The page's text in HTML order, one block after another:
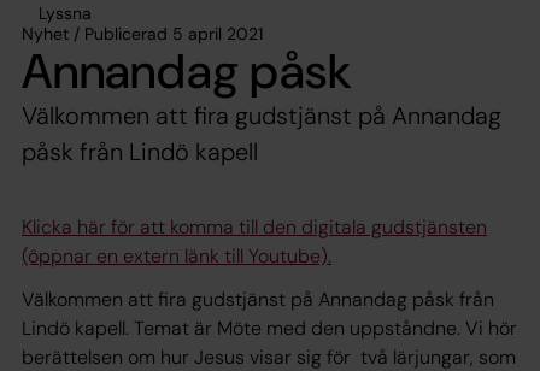
Lyssna
Nyhet / Publicerad 5 april 2021
Annandag påsk
Välkommen att fira gudstjänst på Annandag
påsk från Lindö kapell
Klicka här för att komma till den digitala gudstjänsten
(öppnar en extern länk till Youtube).
Välkommen att fira gudstjänst på Annandag påsk från
Lindö kapell. Temat är Möte med den uppståndne. Vi hör
berättelsen om hur Jesus visar sig för två lärjungar, som